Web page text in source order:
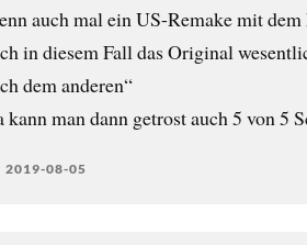
auch mal ein US-Remake mit
in diesem Fall das Original
dem anderen“
kann man dann getrost auch 5 von 5
2019-08-05